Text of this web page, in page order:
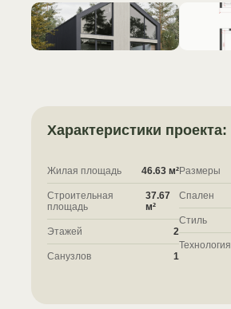
Характеристики проекта:
Жилая площадь 46.63 м²
Строительная
площадь
37.67
м²
Этажей 2
Санузлов 1
Размеры
Спален
Стиль
Технология